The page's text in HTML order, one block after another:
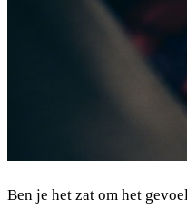
Ben je het zat om het